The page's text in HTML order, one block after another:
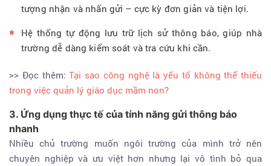
tượng nhận và nhấn gửi – cực kỳ đơn giản và tiện lợi.
Hệ thống tự động lưu trữ lịch sử thông báo, giúp nhà
trường dễ dàng kiểm soát và tra cứu khi cần.
>> Đọc thêm:Tại sao công nghệ là yếu tố không thể thiếu
trong việc quản lý giáo dục mầm non?
3. Ứng dụng thực tế của tính năng gửi thông báo
nhanh
Nhiều chủ trường muốn ngôi trường của mình trở nên
chuyên nghiệp và ưu việt hơn nhưng lại vô tình bỏ qua